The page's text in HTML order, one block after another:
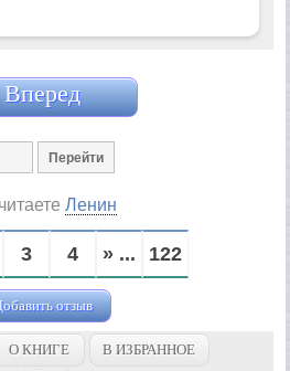
Вперед
Ленин
3 4 » ... 122
отзыв
О КНИГЕ В ИЗБРАННОЕ